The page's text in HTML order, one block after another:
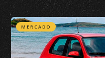
mercado brasileiro
MERCADO